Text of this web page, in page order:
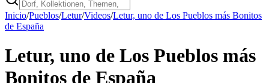
Inicio/Pueblos/Letur/Videos/Letur, uno de Los Pueblos más Bonitos
de España
Letur, uno de Los Pueblos más
Bonitos de España